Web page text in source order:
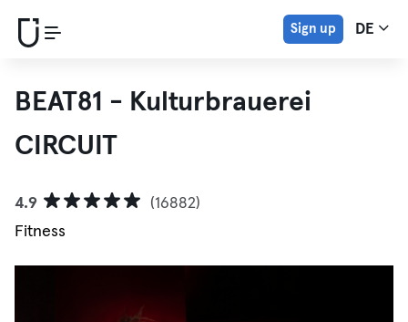
Sign up DE
BEAT81 - Kulturbrauerei
CIRCUIT
4.9
(16882)
Fitness